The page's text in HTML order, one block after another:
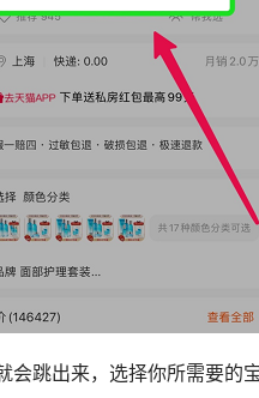
跳出来，选择你所需要的